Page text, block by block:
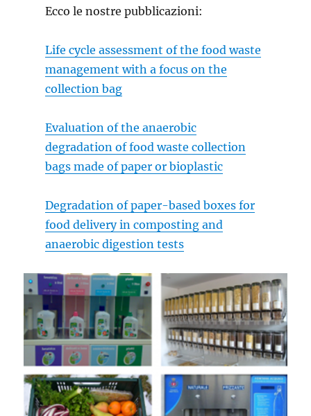
Ecco le nostre pubblicazioni:
Life cycle assessment of the food waste
management with a focus on the
collection bag
Evaluation of the anaerobic
degradation of food waste collection
bags made of paper or bioplastic
Degradation of paper-based boxes for
food delivery in composting and
anaerobic digestion tests